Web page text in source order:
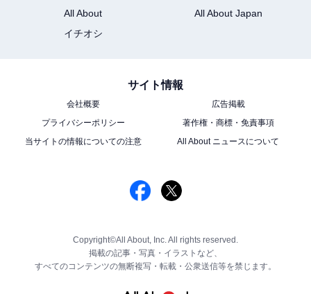
All About
All About Japan
イチオシ
サイト情報
会社概要
広告掲載
プライバシーポリシー
著作権・商標・免責事項
当サイトの情報についての注意
All About ニュースについて
Copyright©All About, Inc. All rights reserved.
掲載の記事・写真・イラストなど、
すべてのコンテンツの無断複写・転載・公衆送信等を禁じます。